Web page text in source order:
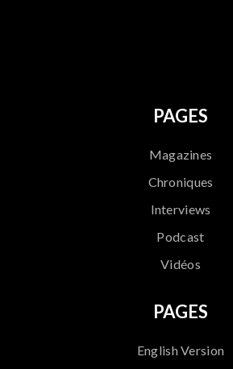
PAGES
Magazines
Chroniques
Interviews
Podcast
Vidéos
PAGES
English Version